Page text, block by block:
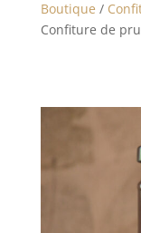
Boutique /
Confiture de